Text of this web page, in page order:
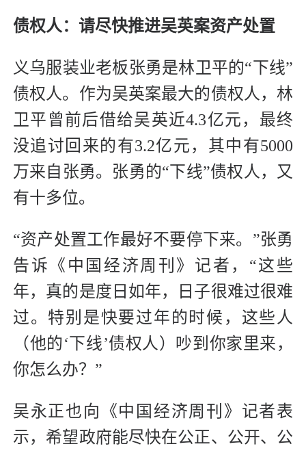
债权人： 请尽快推进吴英案资产处置
义乌服装业老板张勇是林卫平的“下线”
债权人。作为吴英案最大的债权人，林
卫平曾前后借给吴英近4.3亿元，最终
没追讨回来的有3.2亿元，其中有5000
万来自张勇。张勇的“下线”债权人，又
有十多位。
“资产处置工作最好不要停下来。”张勇
告诉《中国经济周刊》记者，“这些
年，真的是度日如年，日子很难过很难
过。特别是快要过年的时候，这些人
（他的‘下线’债权人）吵到你家里来，
你怎么办？”
吴永正也向《中国经济周刊》记者表
示，希望政府能尽快在公正、公开、公